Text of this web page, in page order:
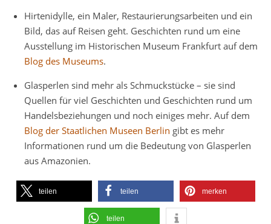
Hirtenidylle, ein Maler, Restaurierungsarbeiten und ein
Bild, das auf Reisen geht. Geschichten rund um eine
Ausstellung im Historischen Museum Frankfurt auf dem
Blog des Museums.
Glasperlen sind mehr als Schmuckstücke – sie sind
Quellen für viel Geschichten und Geschichten rund um
Handelsbeziehungen und noch einiges mehr. Auf dem
Blog der Staatlichen Museen Berlin gibt es mehr
Informationen rund um die Bedeutung von Glasperlen
aus Amazonien.
teilen teilen merken
teilen